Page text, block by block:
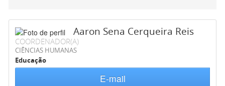
Aaron Sena Cerqueira Reis
COORDENADOR(A)
CIÊNCIAS HUMANAS
Educação
E-mail